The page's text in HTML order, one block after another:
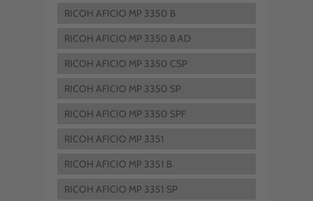
RICOH AFICIO MP 3350 B
RICOH AFICIO MP 3350 B AD
RICOH AFICIO MP 3350 CSP
RICOH AFICIO MP 3350 SP
RICOH AFICIO MP 3350 SPF
RICOH AFICIO MP 3351
RICOH AFICIO MP 3351 B
RICOH AFICIO MP 3351 SP